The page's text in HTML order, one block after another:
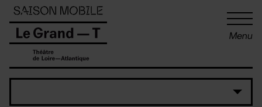
Menu
Panneau de gestion des cookies